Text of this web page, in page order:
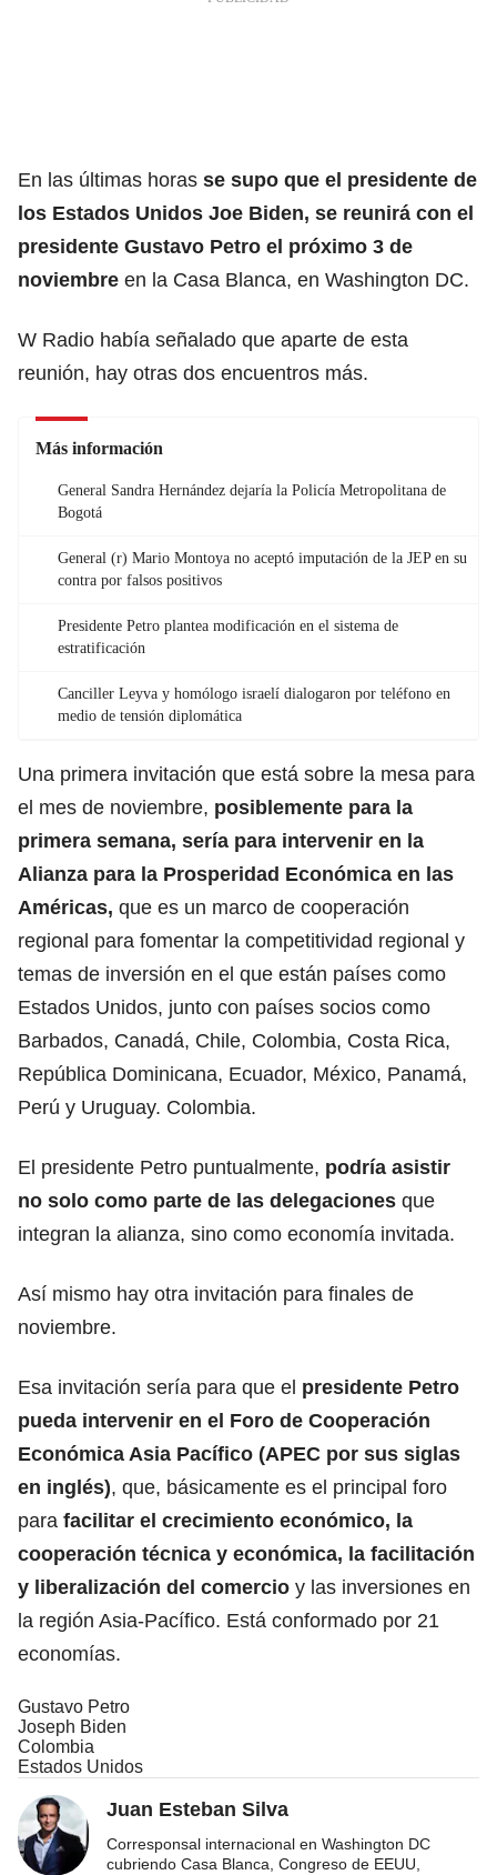
En las últimas horas se supo que el presidente de
los Estados Unidos Joe Biden, se reunirá con el
presidente Gustavo Petro el próximo 3 de
noviembre en la Casa Blanca, en Washington DC.
W Radio había señalado que aparte de esta
reunión, hay otras dos encuentros más.
Más información
General Sandra Hernández dejaría la Policía Metropolitana de
Bogotá
General (r) Mario Montoya no aceptó imputación de la JEP en su
contra por falsos positivos
Presidente Petro plantea modificación en el sistema de
estratificación
Canciller Leyva y homólogo israelí dialogaron por teléfono en
medio de tensión diplomática
Una primera invitación que está sobre la mesa para
el mes de noviembre, posiblemente para la
primera semana, sería para intervenir en la
Alianza para la Prosperidad Económica en las
Américas, que es un marco de cooperación
regional para fomentar la competitividad regional y
temas de inversión en el que están países como
Estados Unidos, junto con países socios como
Barbados, Canadá, Chile, Colombia, Costa Rica,
República Dominicana, Ecuador, México, Panamá,
Perú y Uruguay. Colombia.
El presidente Petro puntualmente, podría asistir
no solo como parte de las delegaciones que
integran la alianza, sino como economía invitada.
Así mismo hay otra invitación para finales de
noviembre.
Esa invitación sería para que el presidente Petro
pueda intervenir en el Foro de Cooperación
Económica Asia Pacífico (APEC por sus siglas
en inglés), que, básicamente es el principal foro
para facilitar el crecimiento económico, la
cooperación técnica y económica, la facilitación
y liberalización del comercio y las inversiones en
la región Asia-Pacífico. Está conformado por 21
economías.
Gustavo Petro
Joseph Biden
Colombia
Estados Unidos
Juan Esteban Silva
Corresponsal internacional en Washington DC
cubriendo Casa Blanca, Congreso de EEUU,